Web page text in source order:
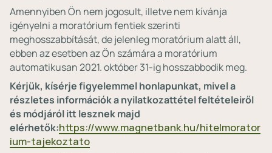
Amennyiben Ön nem jogosult, illetve nem kívánja
igényelni a moratórium fentiek szerinti
meghosszabbítását, de jelenleg moratórium alatt áll,
ebben az esetben az Ön számára a moratórium
automatikusan 2021. október 31-ig hosszabbodik meg.
Kérjük, kísérje figyelemmel honlapunkat, mivel a
részletes információk a nyilatkozattétel feltételeiről
és módjáról itt lesznek majd
elérhetők:https://www.magnetbank.hu/hitelmorator
ium-tajekoztato